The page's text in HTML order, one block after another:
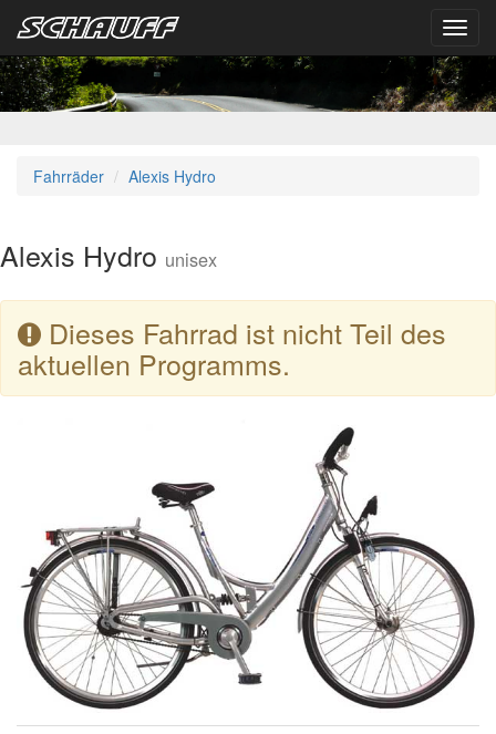
Fahrräder Alexis Hydro
Alexis Hydro unisex
Dieses Fahrrad ist nicht Teil des
aktuellen Programms.